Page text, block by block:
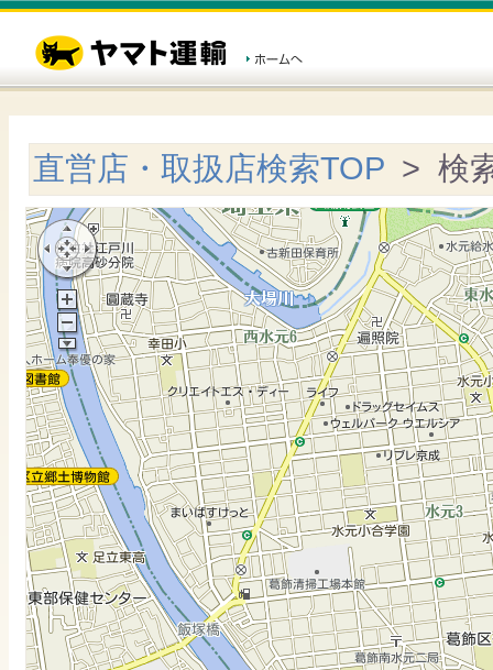
直営店・取扱店検索TOP > 検